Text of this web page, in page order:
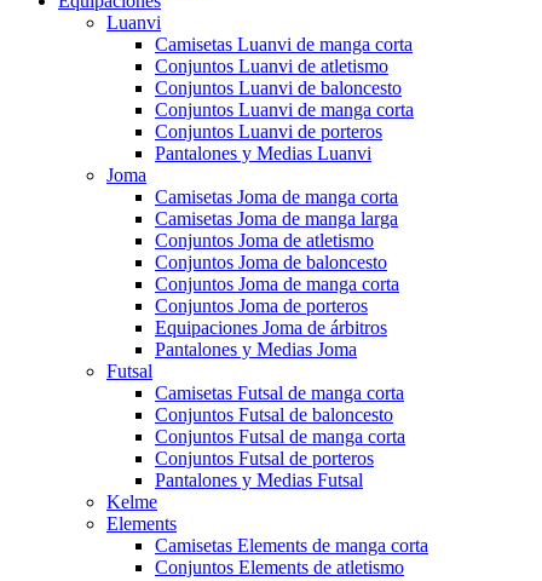
Luanvi
Camisetas Luanvi de manga corta
Conjuntos Luanvi de atletismo
Conjuntos Luanvi de baloncesto
Conjuntos Luanvi de manga corta
Conjuntos Luanvi de porteros
Pantalones y Medias Luanvi
Joma
Camisetas Joma de manga corta
Camisetas Joma de manga larga
Conjuntos Joma de atletismo
Conjuntos Joma de baloncesto
Conjuntos Joma de manga corta
Conjuntos Joma de porteros
Equipaciones Joma de árbitros
Pantalones y Medias Joma
Futsal
Camisetas Futsal de manga corta
Conjuntos Futsal de baloncesto
Conjuntos Futsal de manga corta
Conjuntos Futsal de porteros
Pantalones y Medias Futsal
Kelme
Elements
Camisetas Elements de manga corta
Conjuntos Elements de atletismo